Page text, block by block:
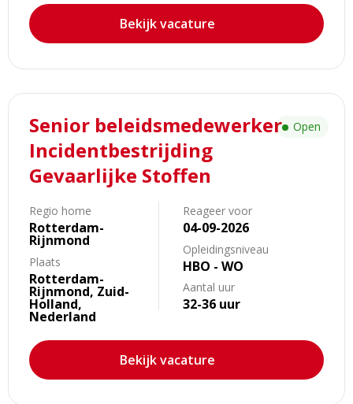
Bekijk vacature
Senior beleidsmedewerker
Incidentbestrijding
Gevaarlijke Stoffen
Regio home
Rotterdam-
Rijnmond
Plaats
Rotterdam-
Rijnmond, Zuid-
Holland,
Nederland
Reageer voor
04-09-2026
Opleidingsniveau
HBO - WO
Aantal uur
32-36 uur
Bekijk vacature
Open
Lees
meer
over
Senior
beleidsmedewerker
Gevaarlijke
Stoffen